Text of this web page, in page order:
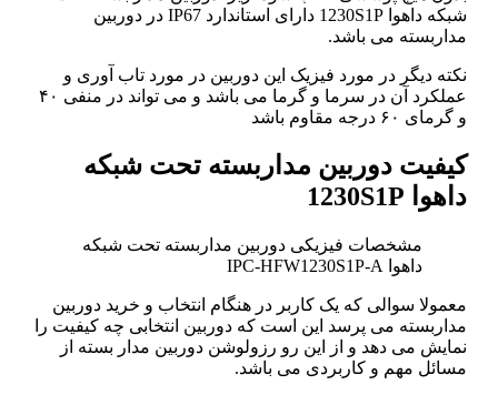
شبکه داهوا 1230S1P دارای استاندارد IP67 در دوربین
مداربسته می باشد.
نکته دیگر در مورد فیزیک این دوربین در مورد تاب آوری و
عملکرد آن در سرما و گرما می باشد و می تواند در منفی ۴۰
و گرمای ۶۰ درجه مقاوم باشد
کیفیت دوربین مداربسته تحت شبکه
داهوا 1230S1P
مشخصات فیزیکی دوربین مداربسته تحت شبکه
داهوا IPC-HFW1230S1P-A
معمولا سوالی که یک کاربر در هنگام انتخاب و خرید دوربین
مداربسته می پرسد این است که دوربین انتخابی چه کیفیت را
نمایش می دهد و از این رو رزولوشن دوربین مدار بسته از
مسائل مهم و کاربردی می باشد.